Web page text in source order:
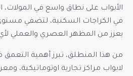
الأبواب على نطاق واسع في المولات،
في الكراجات السكنية، لتضفي
يعزز من المظهر العصري والعملي
من هذا المنطلق، تبرز أهمية التعمق
لابواب مراكز تجارية اوتوماتيكية،